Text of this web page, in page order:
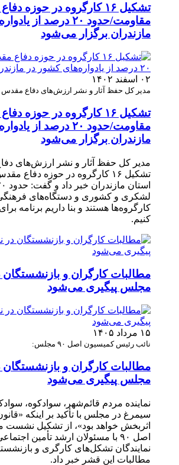
تشکیل ۱۶ کارگروه در حوزه
مقاومت/حدود ۲۰ درصد
مازندران برگزار می‌شود
۰۲ اسفند ۱۴۰۲
مدیر کل حفظ آثار و نشر ارزش‌های دفاع مقدس
تشکیل ۱۶ کارگروه در حوزه
مقاومت/حدود ۲۰ درصد
مازندران برگزار می‌شود
مدیر کل حفظ آثار و نشر ارزش‌های
تشکیل ۱۶ کارگروه در حوزه دفاع
لشکری و کشوری و دستگاه‌های
کارگروه‌ها هستند و بنا داریم برنامه
کنیم.
مطالبات کارگران و
مجلس پیگیری می‌شود
۱۵ مرداد ۱۴۰۵
نائب رئیس کمیسیون اصل ۹۰ مجلس:
مطالبات کارگران و
مجلس پیگیری می‌شود
نماینده مردم قائم‌شهر، سوادکوه،
سیمرغ در مجلس با تأکید بر اینکه
اثربخش خواهد بود»، از تشکیل
اصل ۹۰ با مسئولان ارشد تأمین
نمایندگان تشکل‌های کارگری و
مطالبات این قشر خبر داد.